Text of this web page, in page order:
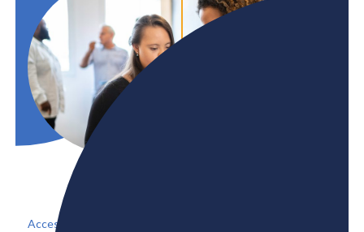
Accessibilité